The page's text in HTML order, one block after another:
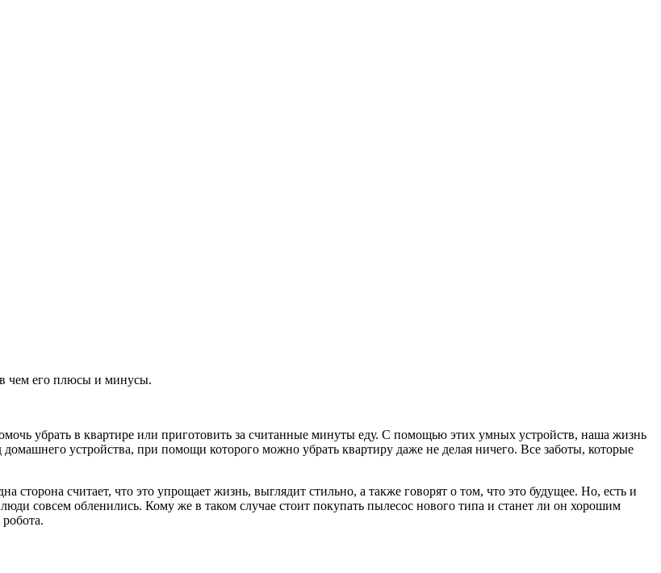
в чем его плюсы и минусы.
убрать в квартире или приготовить за считанные минуты еду. С помощью этих умных устройств, наша жизнь
устройства, при помощи которого можно убрать квартиру даже не делая ничего. Все заботы, которые
сторона считает, что это упрощает жизнь, выглядит стильно, а также говорят о том, что это будущее. Но, есть и
совсем обленились. Кому же в таком случае стоит покупать пылесос нового типа и станет ли он хорошим